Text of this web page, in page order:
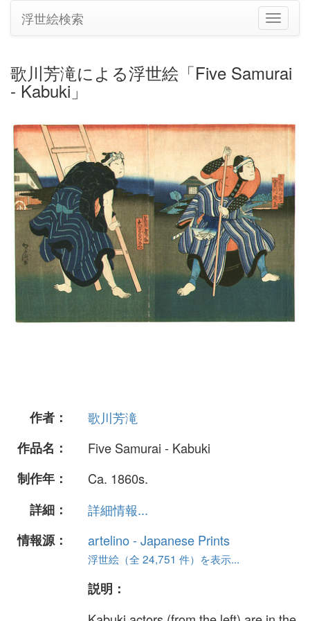
ナ
ビ
シ
切
え
浮世絵検索
歌川芳滝による浮世絵「Five Samurai
- Kabuki」
作者：
歌川芳滝
作品名：
Five Samurai - Kabuki
制作年：
Ca. 1860s.
詳細：
詳細情報...
情報源：
artelino - Japanese Prints
浮世絵（全 24,751 件）を表示...
説明：